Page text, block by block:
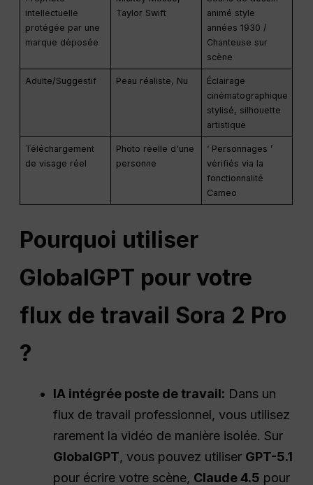
intellectuelle
protégée par une
marque déposée
Taylor Swift
animé style
années 1930 /
Chanteuse sur
scène
Adulte/Suggestif Peau réaliste, Nu
Éclairage
cinématographique
stylisé, silhouette
artistique
Téléchargement
de visage réel
Photo réelle d'une
personne
‘ Personnages ’
vérifiés via la
fonctionnalité
Cameo
Pourquoi utiliser
GlobalGPT pour votre
flux de travail Sora 2 Pro
?
IA intégrée poste de travail: Dans un
flux de travail professionnel, vous utilisez
rarement la vidéo de manière isolée. Sur
GlobalGPT, vous pouvez utiliser GPT-5.1
pour écrire votre scène, Claude 4.5 pour